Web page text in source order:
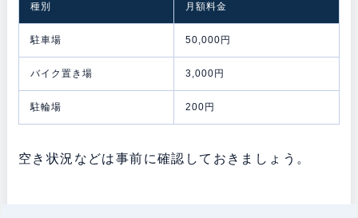
種別 月額料金
駐車場 50,000円
バイク置き場 3,000円
駐輪場 200円
空き状況などは事前に確認しておきましょう。